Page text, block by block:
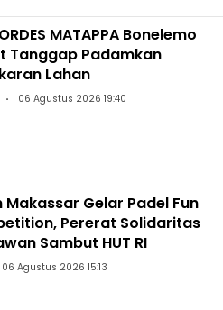
MATAPPA Bonelemo
Tanggap Padamkan
Lahan
06 Agustus 2026 19:40
Makassar Gelar Padel Fun
Pererat Solidaritas
Sambut HUT RI
06 Agustus 2026 15:13